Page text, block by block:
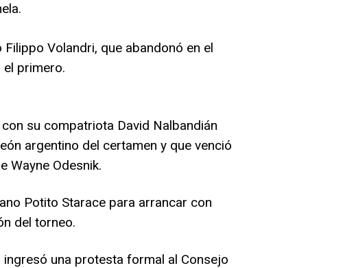
Volandri, que abandonó en el
primero.
su compatriota David Nalbandián
argentino del certamen y que venció
Wayne Odesnik.
Potito Starace para arrancar con
del torneo.
ingresó una protesta formal al Consejo